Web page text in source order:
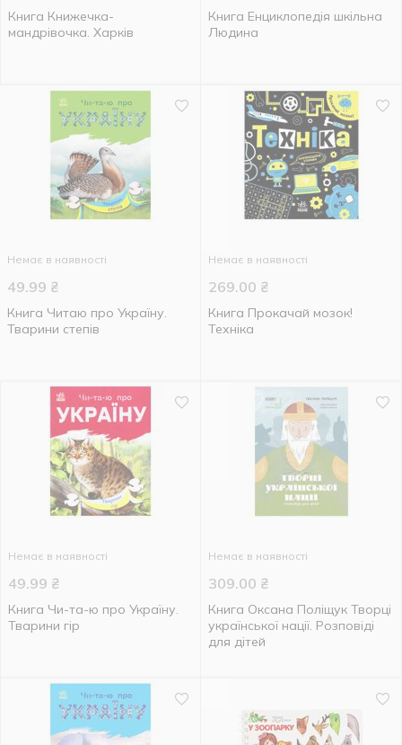
Книга Книжечка-
мандрівочка. Харків
Книга Енциклопедія шкільна
Людина
Немає в наявності
49.99 ₴
Книга Читаю про Україну.
Тварини степів
Немає в наявності
269.00 ₴
Книга Прокачай мозок!
Техніка
Немає в наявності
49.99 ₴
Книга Чи-та-ю про Україну.
Тварини гір
Немає в наявності
309.00 ₴
Книга Оксана Поліщук Творці
української нації. Розповіді
для дітей